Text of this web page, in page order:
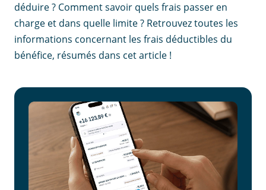
déduire ? Comment savoir quels frais passer en
charge et dans quelle limite ? Retrouvez toutes les
informations concernant les frais déductibles du
bénéfice, résumés dans cet article !